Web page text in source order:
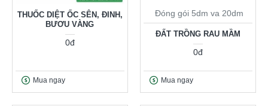
THUỐC DIỆT ỐC SÊN, ĐINH,
BƯƠU VÀNG
0đ
Mua ngay
Đóng gói 5dm va 20dm
ĐẤT TRỒNG RAU MẦM
0đ
Mua ngay